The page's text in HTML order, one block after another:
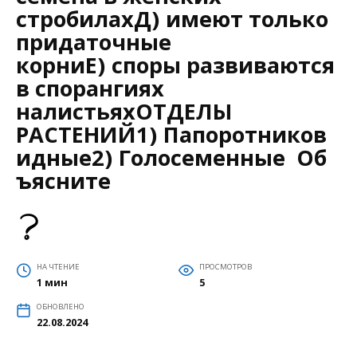
стробилахД) имеют только
придаточные
корниЕ) споры развиваются
в спорангиях
налистьяхОТДЕЛЫ
РАСТЕНИЙ1) Папоротников
идные2) Голосеменные Об
ъясните
НА ЧТЕНИЕ
1 мин
ПРОСМОТРОВ
5
ОБНОВЛЕНО
22.08.2024